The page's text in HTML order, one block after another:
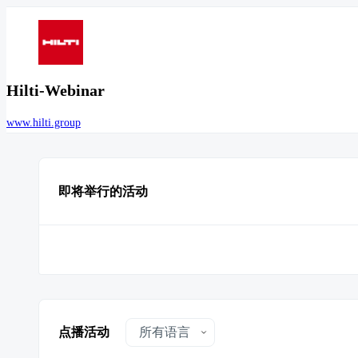
Hilti-Webinar
www.hilti.group
即将举行的活动
点播活动